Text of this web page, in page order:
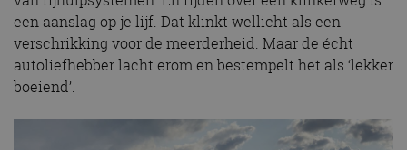
een aanslag op je lijf. Dat klinkt wellicht als een
verschrikking voor de meerderheid. Maar de écht
autoliefhebber lacht erom en bestempelt het als ‘lekker
boeiend’.